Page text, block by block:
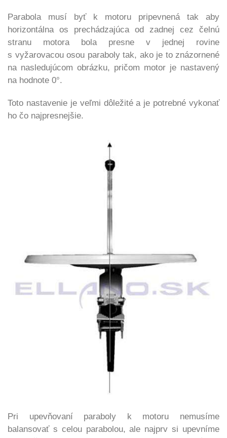
Parabola musí byť k motoru pripevnená tak aby
horizontálna os prechádzajúca od zadnej cez čelnú
stranu
motora bola presne v jednej rovine
s vyžarovacou osou paraboly tak, ako je to znázornené
na nasledujúcom obrázku, pričom motor je nastavený
na hodnote 0°.
Toto nastavenie je veľmi dôležité a je potrebné vykonať
ho čo najpresnejšie.
Pri upevňovaní paraboly k motoru nemusíme
balansovať s celou parabolou, ale najprv si upevníme